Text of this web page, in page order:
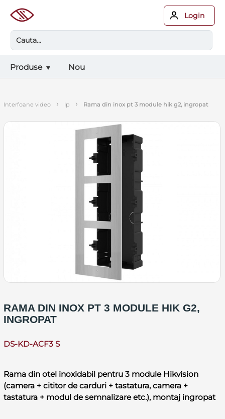
Login
Produse Nou
interfoane video › ip › rama din inox pt 3 module hik g2, ingropat
RAMA DIN INOX PT 3 MODULE HIK G2,
INGROPAT
DS-KD-ACF3 S
Rama din otel inoxidabil pentru 3 module Hikvision
(camera + cititor de carduri + tastatura, camera +
tastatura + modul de semnalizare etc.), montaj ingropat